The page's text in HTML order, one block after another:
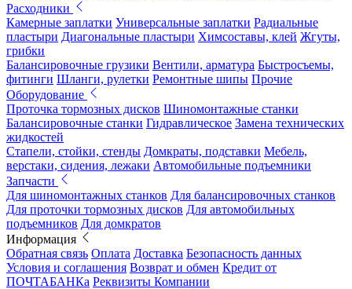
Расходники
Камерные заплатки Универсальные заплатки Радиальные
пластыри Диагональные пластыри Химсоставы, клей Жгуты,
грибки
Балансировочные грузики Вентили, арматура Быстросъемы,
фитинги Шланги, рулетки Ремонтные шипы Прочие
Оборудование
Проточка тормозных дисков Шиномонтажные станки
Балансировочные станки Гидравлическое Замена технических
жидкостей
Стапели, стойки, стенды Домкраты, подставки Мебель,
верстаки, сидения, лежаки Автомобильные подъемники
Запчасти
Для шиномонтажных станков Для балансировочных станков
Для проточки тормозных дисков Для автомобильных
подъемников Для домкратов
Информация
Обратная связь Оплата Доставка Безопасность данных
Условия и соглашения Возврат и обмен Кредит от
ПОЧТАБАНКа Реквизиты Компании